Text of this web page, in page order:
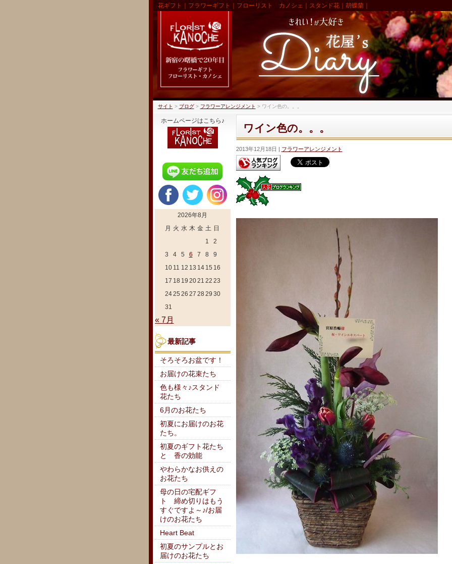
花ギフト｜フラワーギフト｜フローリスト カノシェ｜スタンド花｜胡蝶蘭｜
サイト > ブログ> フラワーアレンジメント > ワイン色の。。。
ワイン色の。。。
2013年12月18日 フラワーアレンジメント
ホームページはこちら♪
2026年8月
月 火 水 木 金 土 日
1
2
3
4 5 6 7 8
9
10 11 12 13 14 15 16
17 18 19 2021 22 23
2425 26 27 28 29 30
31
« 7月
最新記事
そろそろお盆です！
お届けの花束たち
色も様々♪スタンド
花たち
6月のお花たち
初夏にお届けのお花
たち。
初夏のギフト花たち
と 香の効能
やわらかなお供えの
お花たち
母の日の宅配ギフ
ト 締め切りはもう
すぐですよ～♪/お届
けのお花たち
Heart Beat
初夏のサンプルとお
届けのお花たち